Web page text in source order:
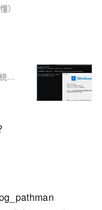
）
WSL 全称是，适用于 Linux 的 Windows 子系统，可让开发人员按原样运行GNU/Linux 环境，包括大多数命令行工具、实用工具和应用程序，且不会产生传统虚拟机或双启动设置开销。简单的说就是WSL能让你在不安装 Linux 或者 VM（虚拟机）的情况下体验双系统！关于 WSL 更多信息，请查看